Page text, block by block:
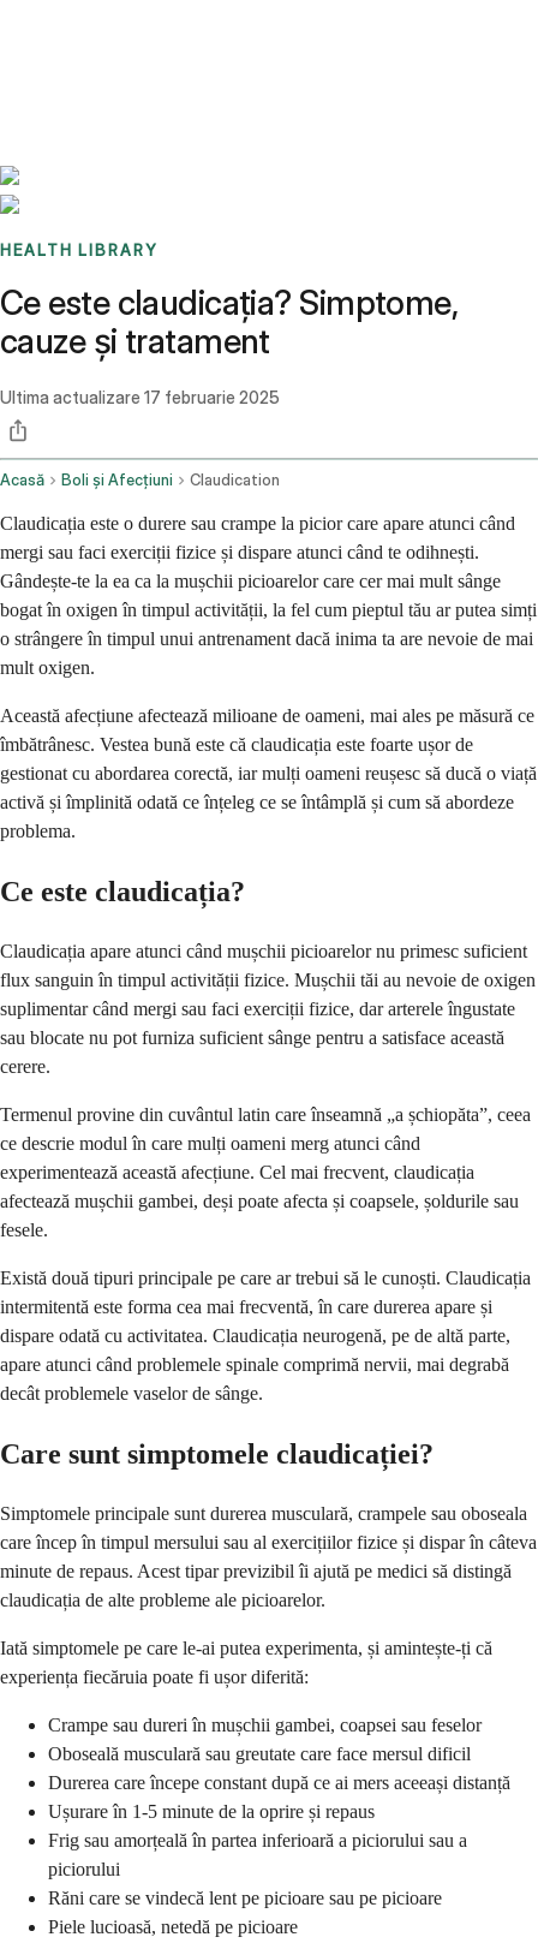
HEALTH LIBRARY
Ce este claudicația? Simptome,
cauze și tratament
Ultima actualizare 17 februarie 2025
Acasă Boli și Afecțiuni Claudication
Claudicația este o durere sau crampe la picior care apare atunci când
mergi sau faci exerciții fizice și dispare atunci când te odihnești.
Gândește-te la ea ca la mușchii picioarelor care cer mai mult sânge
bogat în oxigen în timpul activității, la fel cum pieptul tău ar putea simți
o strângere în timpul unui antrenament dacă inima ta are nevoie de mai
mult oxigen.
Această afecțiune afectează milioane de oameni, mai ales pe măsură ce
îmbătrânesc. Vestea bună este că claudicația este foarte ușor de
gestionat cu abordarea corectă, iar mulți oameni reușesc să ducă o viață
activă și împlinită odată ce înțeleg ce se întâmplă și cum să abordeze
problema.
Ce este claudicația?
Claudicația apare atunci când mușchii picioarelor nu primesc suficient
flux sanguin în timpul activității fizice. Mușchii tăi au nevoie de oxigen
suplimentar când mergi sau faci exerciții fizice, dar arterele îngustate
sau blocate nu pot furniza suficient sânge pentru a satisface această
cerere.
Termenul provine din cuvântul latin care înseamnă „a șchiopăta”, ceea
ce descrie modul în care mulți oameni merg atunci când
experimentează această afecțiune. Cel mai frecvent, claudicația
afectează mușchii gambei, deși poate afecta și coapsele, șoldurile sau
fesele.
Există două tipuri principale pe care ar trebui să le cunoști. Claudicația
intermitentă este forma cea mai frecventă, în care durerea apare și
dispare odată cu activitatea. Claudicația neurogenă, pe de altă parte,
apare atunci când problemele spinale comprimă nervii, mai degrabă
decât problemele vaselor de sânge.
Care sunt simptomele claudicației?
Simptomele principale sunt durerea musculară, crampele sau oboseala
care încep în timpul mersului sau al exercițiilor fizice și dispar în câteva
minute de repaus. Acest tipar previzibil îi ajută pe medici să distingă
claudicația de alte probleme ale picioarelor.
Iată simptomele pe care le-ai putea experimenta, și amintește-ți că
experiența fiecăruia poate fi ușor diferită:
Crampe sau dureri în mușchii gambei, coapsei sau feselor
Oboseală musculară sau greutate care face mersul dificil
Durerea care începe constant după ce ai mers aceeași distanță
Ușurare în 1-5 minute de la oprire și repaus
Frig sau amorțeală în partea inferioară a piciorului sau a
piciorului
Răni care se vindecă lent pe picioare sau pe picioare
Piele lucioasă, netedă pe picioare